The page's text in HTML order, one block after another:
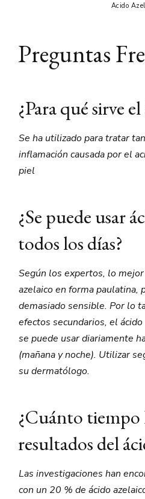
Acido
Preguntas
¿Para qué sirve
Se ha utilizado para tratar
inflamación causada por el
piel
¿Se puede usar
todos los días?
Según los expertos, lo
azelaico en forma paulatina,
demasiado sensible. Por lo
efectos secundarios, el
se puede usar diariamente
(mañana y noche). Utilizar
su dermatólogo.
¿Cuánto tiempo
resultados del
Las investigaciones han
con un 20 % de ácido